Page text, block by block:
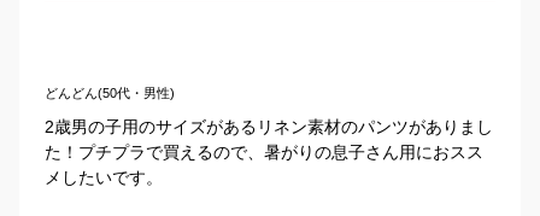
どんどん(50代・男性)
2歳男の子用のサイズがあるリネン素材のパンツがありまし
た！プチプラで買えるので、暑がりの息子さん用におスス
メしたいです。